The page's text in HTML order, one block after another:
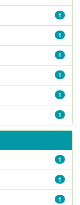
1
1
1
1
1
1
1
1
1